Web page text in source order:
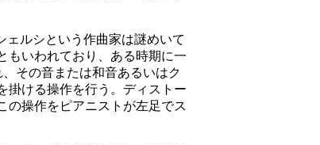
ェルシという作曲家は謎めいて
もいわれており、ある時期に一
その音または和音あるいはク
掛ける操作を行う。ディストー
の操作をピアニストが左足でス